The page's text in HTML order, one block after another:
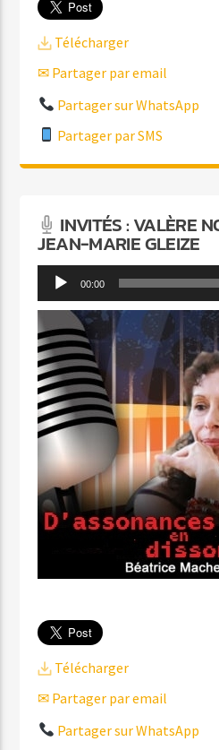
Télécharger
✉ Partager par email
Partager sur WhatsApp
Partager par SMS
INVITÉS : VALÈRE
JEAN-MARIE GLEIZE
Lecteur 00:00
Télécharger
✉ Partager par email
Partager sur WhatsApp